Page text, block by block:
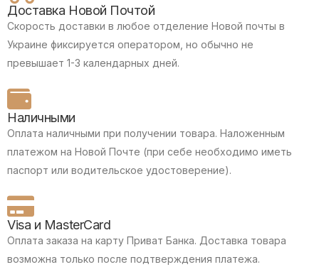
Доставка Новой Почтой
Скорость доставки в любое отделение Новой почты в
Украине фиксируется оператором, но обычно не
превышает 1-3 календарных дней.
Наличными
Оплата наличными при получении товара. Наложенным
платежом на Новой Почте (при себе необходимо иметь
паспорт или водительское удостоверение).
Visa и MasterCard
Оплата заказа на карту Приват Банка. Доставка товара
возможна только после подтверждения платежа.